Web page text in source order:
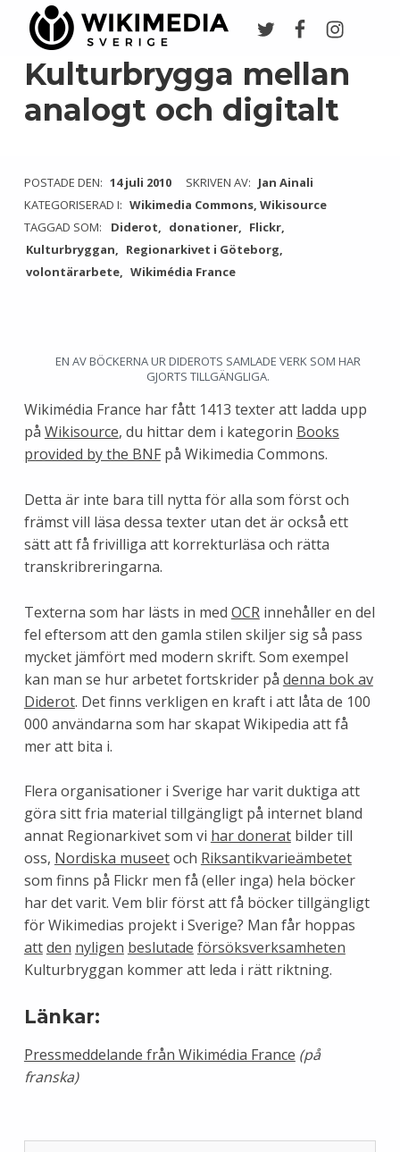
Kulturbrygga mellan
analogt och digitalt
POSTADE DEN: 14 juli 2010 SKRIVEN AV: Jan Ainali
KATEGORISERAD I: Wikimedia Commons, Wikisource
TAGGAD SOM:
Diderot donationer
Flickr
Kulturbryggan
Regionarkivet i Göteborg
volontärarbete
Wikimédia France
EN AV BÖCKERNA UR DIDEROTS SAMLADE VERK SOM HAR
GJORTS TILLGÄNGLIGA.
Wikimédia France har fått 1413 texter att ladda upp
på Wikisource, du hittar dem i kategorin Books
provided by the BNFpå Wikimedia Commons.
Detta är inte bara till nytta för alla som först och
främst vill läsa dessa texter utan det är också ett
sätt att få frivilliga att korrekturläsa och rätta
transkribreringarna.
Texterna som har lästs in med OCRinnehåller en del
fel eftersom att den gamla stilen skiljer sig så pass
mycket jämfört med modern skrift. Som exempel
kan man se hur arbetet fortskrider på denna bok av
Diderot. Det finns verkligen en kraft i att låta de 100
000 användarna som har skapat Wikipedia att få
mer att bita i.
Flera organisationer i Sverige har varit duktiga att
göra sitt fria material tillgängligt på internet bland
annat Regionarkivet som vi har doneratbilder till
oss, Nordiska museetoch Riksantikvarieämbetet
som finns på Flickr men få (eller inga) hela böcker
har det varit. Vem blir först att få böcker tillgängligt
för Wikimedias projekt i Sverige? Man får hoppas
attden nyligen beslutade försöksverksamheten
Kulturbryggan kommer att leda i rätt riktning.
Länkar:
Pressmeddelande från Wikimédia France (på
franska)